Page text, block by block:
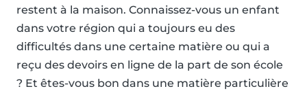
restent à la maison. Connaissez-vous un enfant
dans votre région qui a toujours eu des
difficultés dans une certaine matière ou qui a
reçu des devoirs en ligne de la part de son école
? Et êtes-vous bon dans une matière particulière